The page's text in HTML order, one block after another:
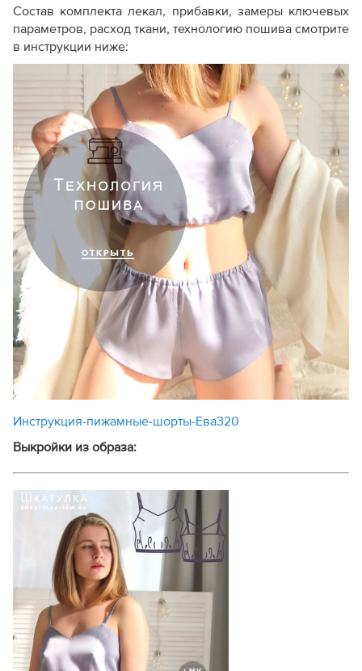
Состав комплекта лекал, прибавки, замеры ключевых
параметров, расход ткани, технологию пошива смотрите
в инструкции ниже:
Инструкция-пижамные-шорты-Ева320
Выкройки из образа: